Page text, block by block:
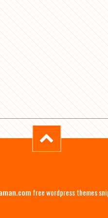
free wordpress themes